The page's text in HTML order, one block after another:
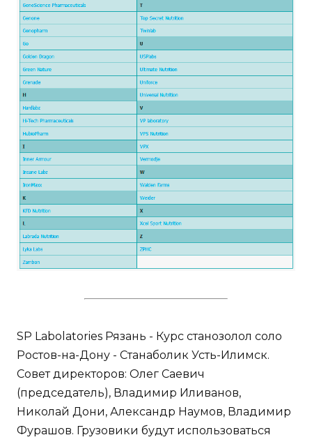
SP Labolatories Рязань - Курс станозолол соло
Ростов-на-Дону - Станаболик Усть-Илимск.
Совет директоров: Олег Саевич
(председатель), Владимир Иливанов,
Николай Дони, Александр Наумов, Владимир
Фурашов. Грузовики будут использоваться